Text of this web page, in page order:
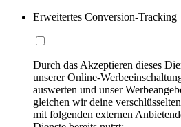
Erweitertes Conversion-Tracking
Durch das Akzeptieren dieses
unserer Online-
auswerten und unser
gleichen wir deine
mit folgenden externen